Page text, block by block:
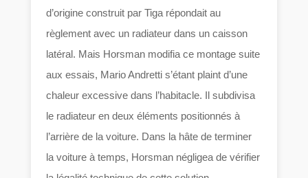
d’origine construit par Tiga répondait au
règlement avec un radiateur dans un caisson
latéral. Mais Horsman modifia ce montage suite
aux essais, Mario Andretti s’étant plaint d’une
chaleur excessive dans l’habitacle. Il subdivisa
le radiateur en deux éléments positionnés à
l’arrière de la voiture. Dans la hâte de terminer
la voiture à temps, Horsman négligea de vérifier